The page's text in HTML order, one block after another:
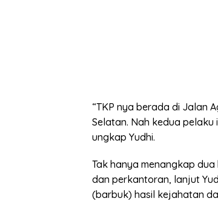
“TKP nya berada di Jalan
Selatan. Nah kedua pelaku
ungkap Yudhi.
Tak hanya menangkap
dan perkantoran, lanjut
(barbuk) hasil kejahatan